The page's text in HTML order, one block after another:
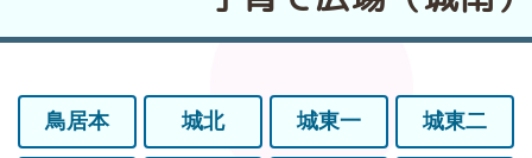
鳥居本 城北 城東一 城東二